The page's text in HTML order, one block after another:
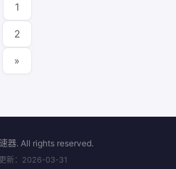
1
2
»
器. All rights reserved.
新：2026-03-31